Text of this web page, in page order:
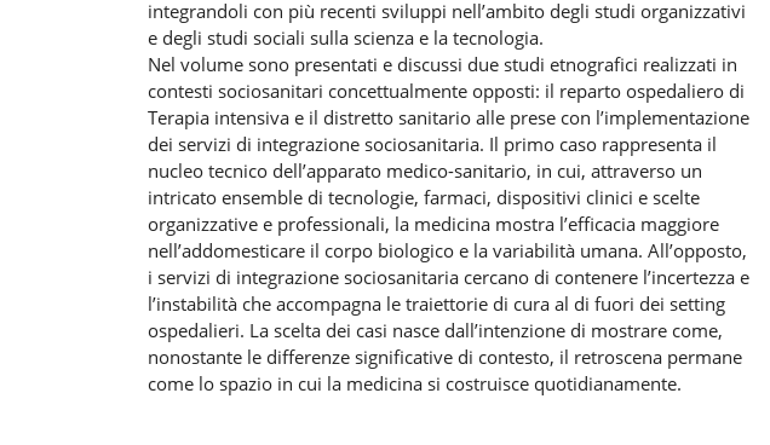
integrandoli con più recenti sviluppi nell’ambito degli studi organizzativi
e degli studi sociali sulla scienza e la tecnologia.
Nel volume sono presentati e discussi due studi etnografici realizzati in
contesti sociosanitari concettualmente opposti: il reparto ospedaliero di
Terapia intensiva e il distretto sanitario alle prese con l’implementazione
dei servizi di integrazione sociosanitaria. Il primo caso rappresenta il
nucleo tecnico dell’apparato medico-sanitario, in cui, attraverso un
intricato ensemble di tecnologie, farmaci, dispositivi clinici e scelte
organizzative e professionali, la medicina mostra l’efficacia maggiore
nell’addomesticare il corpo biologico e la variabilità umana. All’opposto,
i servizi di integrazione sociosanitaria cercano di contenere l’incertezza e
l’instabilità che accompagna le traiettorie di cura al di fuori dei setting
ospedalieri. La scelta dei casi nasce dall’intenzione di mostrare come,
nonostante le differenze significative di contesto, il retroscena permane
come lo spazio in cui la medicina si costruisce quotidianamente.